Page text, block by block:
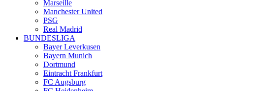
Marseille
Manchester United
PSG
Real Madrid
BUNDESLIGA
Bayer Leverkusen
Bayern Munich
Dortmund
Eintracht Frankfurt
FC Augsburg